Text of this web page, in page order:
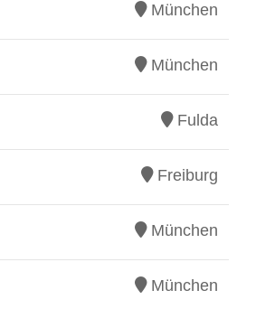
München
München
Fulda
Freiburg
München
München